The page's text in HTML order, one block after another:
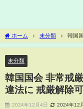
ホーム 未分類
韓国
厳解除可決で戒厳令解除
未分類
韓国国会 非常戒
違法に 戒厳解除
2024年12月4日 2024年12